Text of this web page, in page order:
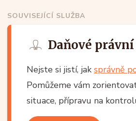
SOUVISEJÍCÍ SLUŽBA
Daňové
Nejste si jistí, jak správně
Pomůžeme vám
situace, přípravu na